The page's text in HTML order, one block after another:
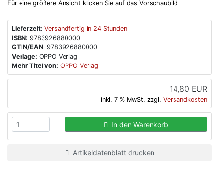
Für eine größere Ansicht klicken Sie auf das Vorschaubild
Lieferzeit: Versandfertig in 24 Stunden
ISBN: 9783926880000
GTIN/EAN: 9783926880000
Verlage: OPPO Verlag
Mehr Titel von: OPPO Verlag
14,80 EUR
inkl. 7 % MwSt. zzgl. Versandkosten
In den Warenkorb
Artikeldatenblatt drucken